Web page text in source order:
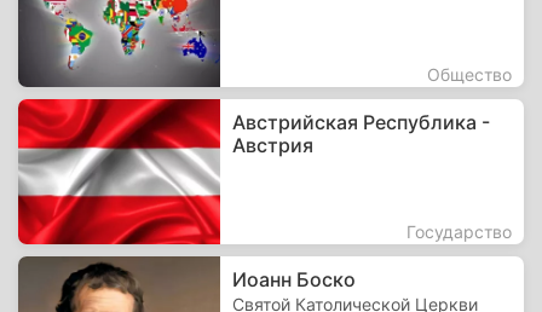
Общество
Австрийская Республика -
Австрия
Государство
Иоанн Боско
Святой Католической Церкви